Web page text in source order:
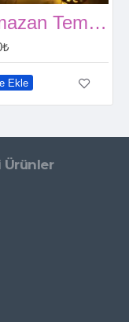
Ramazan Temalı Pilli LED Işık Karışık Model
Ekle
Ürünler